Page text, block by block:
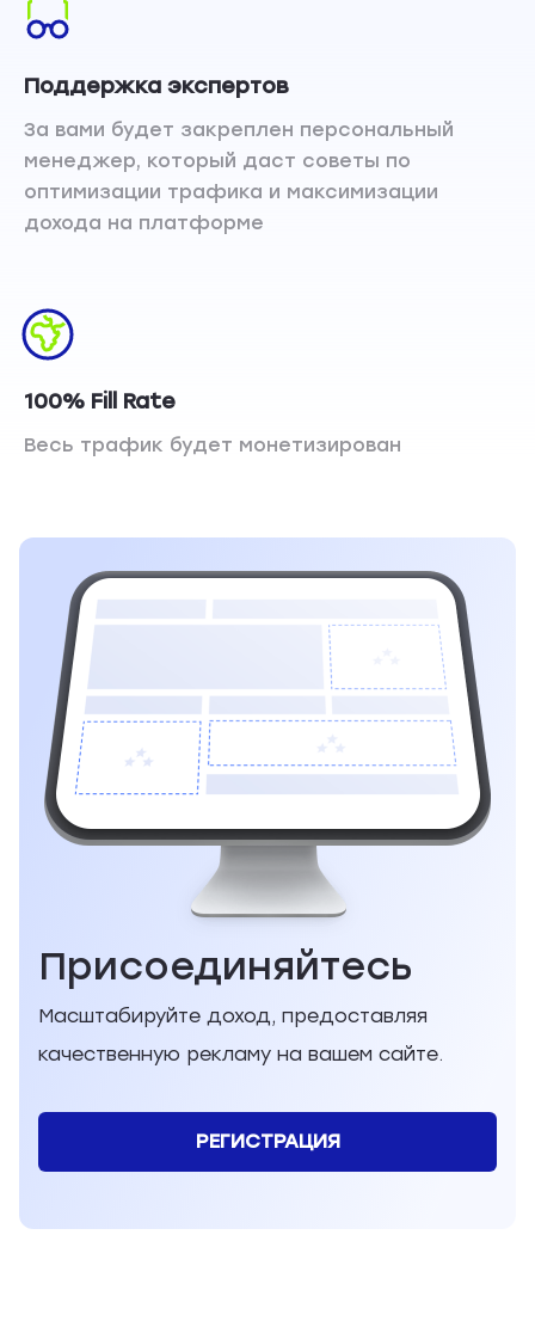
Поддержка экспертов
За вами будет закреплен персональный
менеджер, который даст советы по
оптимизации трафика и максимизации
дохода на платформе
100% Fill Rate
Весь трафик будет монетизирован
Присоединяйтесь
Масштабируйте доход, предоставляя
качественную рекламу на вашем сайте.
РЕГИСТРАЦИЯ